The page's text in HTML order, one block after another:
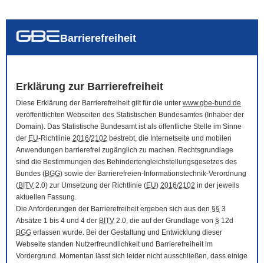
auch in allen Texten suchen (Volltextsuche)
Barrierefreiheit
Erklärung zur Barrierefreiheit
Diese Erklärung der Barrierefreiheit gilt für die unter www.gbe-bund.de
veröffentlichten Webseiten des Statistischen Bundesamtes (Inhaber der
Domain). Das Statistische Bundesamt ist als öffentliche Stelle im Sinne
der EU-Richtlinie 2016/2102 bestrebt, die Internetseite und mobilen
Anwendungen barrierefrei zugänglich zu machen. Rechtsgrundlage
sind die Bestimmungen des Behindertengleichstellungsgesetzes des
Bundes (BGG) sowie der Barrierefreien-Informationstechnik-Verordnung
(BITV 2.0) zur Umsetzung der Richtlinie (EU) 2016/2102 in der jeweils
aktuellen Fassung.
Die Anforderungen der Barrierefreiheit ergeben sich aus den §§ 3
Absätze 1 bis 4 und 4 der BITV 2.0, die auf der Grundlage von § 12d
BGG erlassen wurde. Bei der Gestaltung und Entwicklung dieser
Webseite standen Nutzerfreundlichkeit und Barrierefreiheit im
Vordergrund. Momentan lässt sich leider nicht ausschließen, dass einige